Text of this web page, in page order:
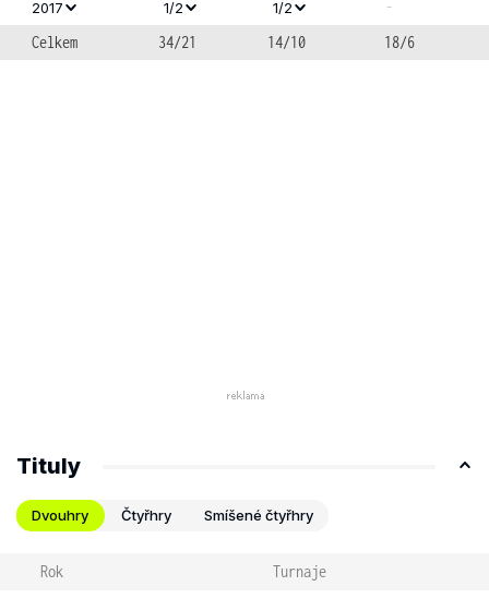
2017
1/2 1/2
-
Celkem
34/21 14/10 18/6
Tituly
Dvouhry Čtyřhry Smíšené čtyřhry
Rok Turnaje